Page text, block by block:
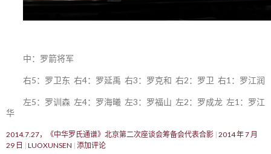
中：罗箭将军
右5：罗卫东 右4：罗延禹 右3：罗克和 右2：罗卫 右1：罗江润
左5：罗训森 左4：罗海曦 左3：罗福山 左2：罗成龙 左1：罗江
华
2014.7.27，《中华罗氏通谱》北京第二次座谈会筹备会代表合影 2014 年 7 月
29 日
LUOXUNSEN 添加评论